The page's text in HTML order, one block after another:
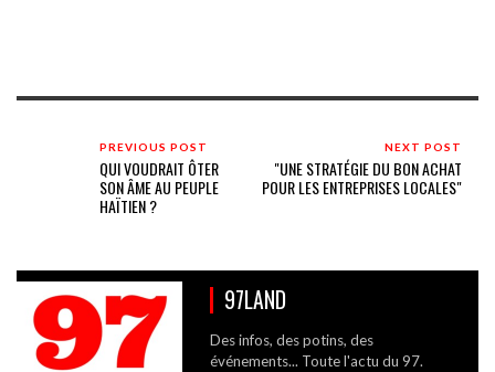
PREVIOUS POST
QUI VOUDRAIT ÔTER
SON ÂME AU PEUPLE
HAÏTIEN ?
NEXT POST
"UNE STRATÉGIE DU BON ACHAT
POUR LES ENTREPRISES LOCALES"
97LAND
Des infos, des potins, des
événements... Toute l'actu du 97.